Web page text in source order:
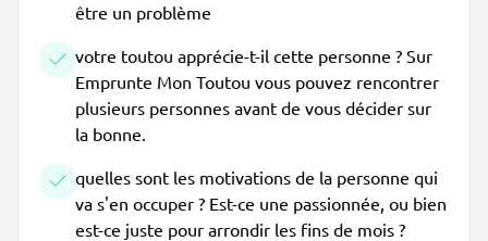
être un problème
votre toutou apprécie-t-il cette personne ? Sur
Emprunte Mon Toutou vous pouvez rencontrer
plusieurs personnes avant de vous décider sur
la bonne.
quelles sont les motivations de la personne qui
va s'en occuper ? Est-ce une passionnée, ou bien
est-ce juste pour arrondir les fins de mois ?